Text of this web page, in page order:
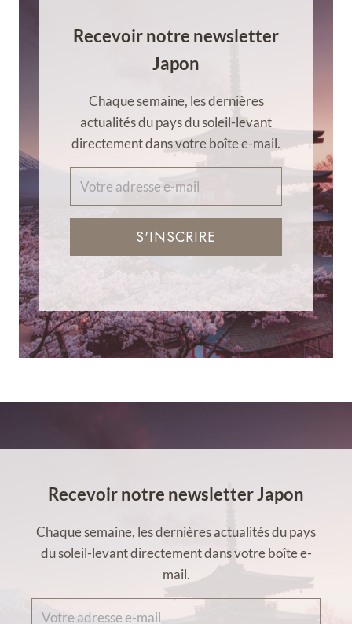
Recevoir notre newsletter
Japon
Chaque semaine, les dernières
actualités du pays du soleil-levant
directement dans votre boîte e-mail.
S'INSCRIRE
Recevoir notre newsletter Japon
Chaque semaine, les dernières actualités du pays
du soleil-levant directement dans votre boîte e-
mail.